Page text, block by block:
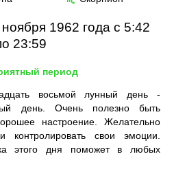
1962 года с 5:42
23:59
период
восьмой лунный день -
день. Очень полезно быть
настроение. Желательно
контролировать свои эмоции.
этого дня поможет в любых